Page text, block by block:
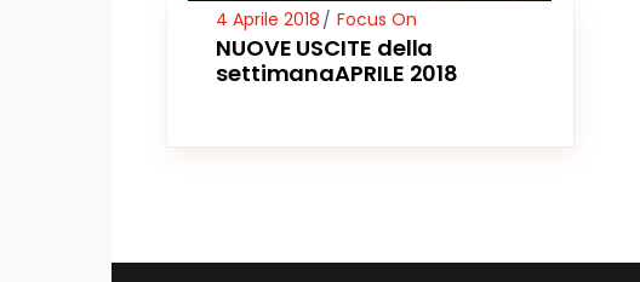
4 Aprile 2018 Focus On
NUOVE USCITE della
settimanaAPRILE 2018